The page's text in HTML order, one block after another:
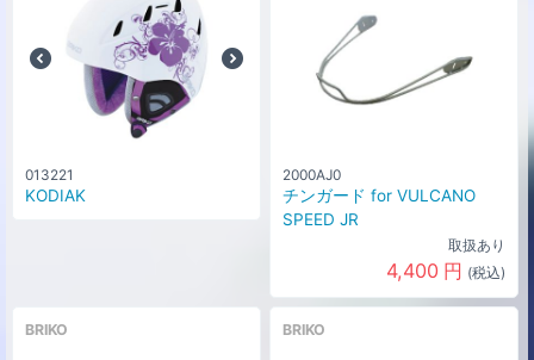
013221
KODIAK
2000AJ0
チンガード for VULCANO
SPEED JR
取扱あり
4,400 円 (税込)
BRIKO BRIKO